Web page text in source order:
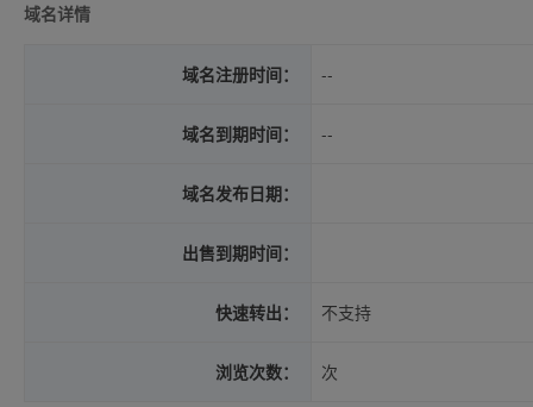
域名详情
域名注册时间： --
域名到期时间： --
域名发布日期：
出售到期时间：
快速转出： 不支持
浏览次数： 次